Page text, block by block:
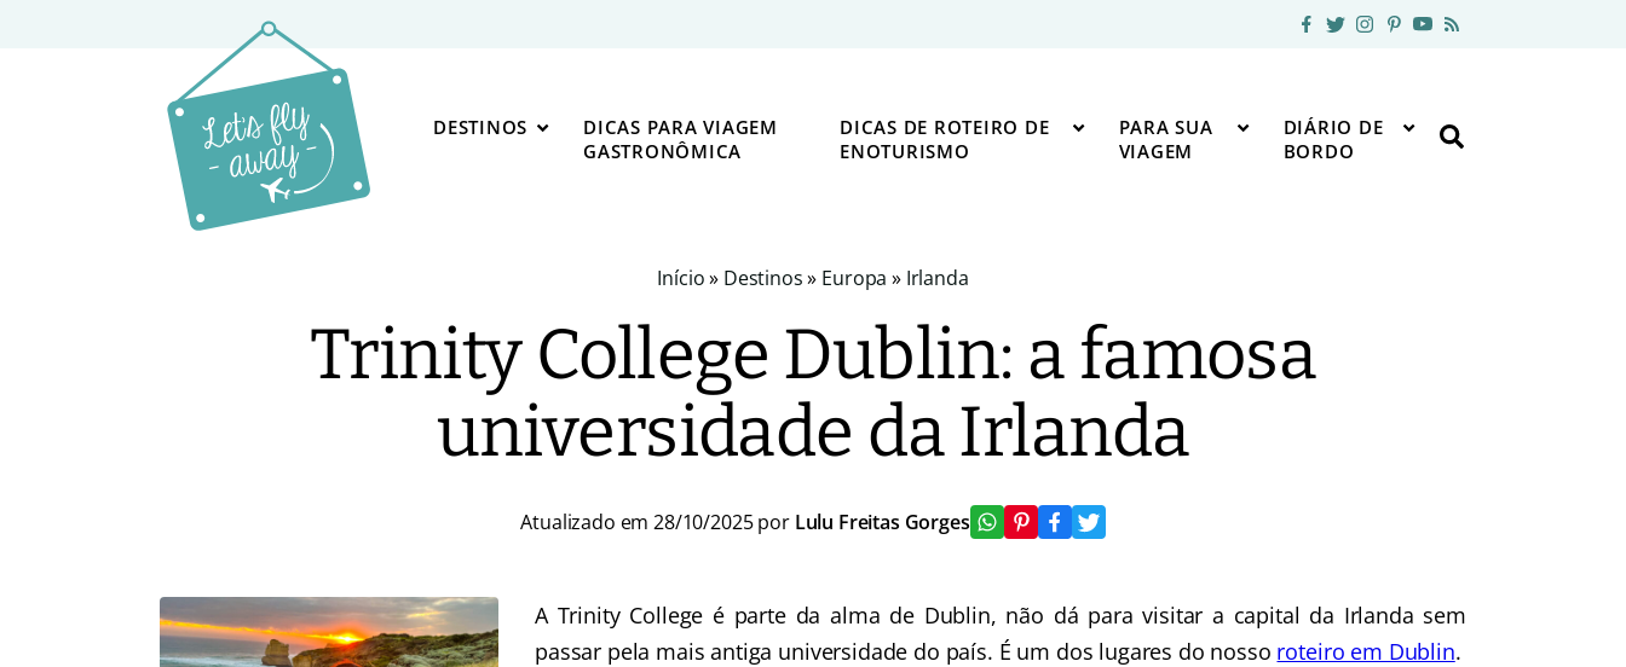
DESTINOS
DICAS PARA VIAGEM
GASTRONÔMICA
DICAS DE ROTEIRO DE
ENOTURISMO
PARA SUA
VIAGEM
DIÁRIO DE
BORDO
Início» Destinos» Europa » Irlanda
Trinity College Dublin: a famosa
universidade da Irlanda
Atualizado em 28/10/2025 por Lulu Freitas Gorges
A Trinity College é parte da alma de Dublin, não dá para visitar a capital da Irlanda sem
passar pela mais antiga universidade do país. É um dos lugares do nosso roteiro em Dublin.